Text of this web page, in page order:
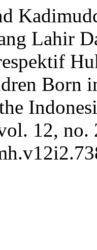
Lahir
Born
12, no.